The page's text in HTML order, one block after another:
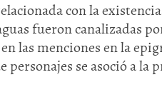
con la
fueron canalizadas
las menciones en la
se asoció a la